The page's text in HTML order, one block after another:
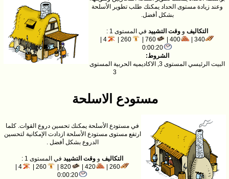
وعند زيادة مستوى الحداد يمكنك طلب تطوير الأسلحة
بشكل أفضل.
التكاليف و وقت التشييد في المستوى 1 :
340 |
400 |
760 |
260 |
4 |
0:00:20
الشروط:
البيت الرئيسي المستوى 3, الاكاديميه الحربية المستوى
3
مستودع الاسلحة
في مستودع الأسلحة يمكنك تحسين دروع القوات. كلما
ارتفع مستوى مستودع الأسلحة ازدادت الإمكانية لتحسين
الدروع بشكل أفضل .
التكاليف و وقت التشييد في المستوى 1 :
260 |
420 |
820 |
260 |
4 |
0:00:20